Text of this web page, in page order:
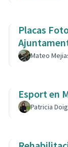
Placas
Mateo
Esport en
Patricia